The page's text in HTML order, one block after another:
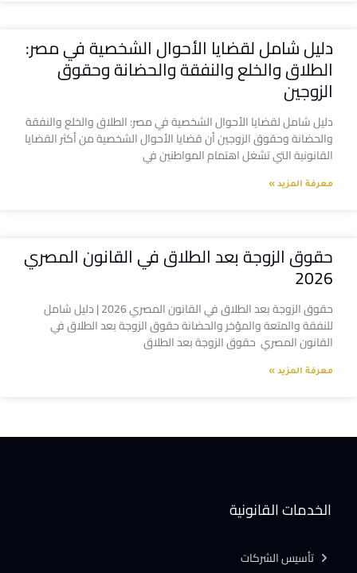
دليل شامل لقضايا الأحوال الشخصية في مصر:
الطلاق والخلع والنفقة والحضانة وحقوق
الزوجين
دليل شامل لقضايا الأحوال الشخصية في مصر: الطلاق والخلع والنفقة
والحضانة وحقوق الزوجين أن قضايا الأحوال الشخصية من أكثر القضايا
القانونية التي تشغل اهتمام المواطنين في
معرفة المزيد »
حقوق الزوجة بعد الطلاق في القانون المصري
2026
حقوق الزوجة بعد الطلاق في القانون المصري 2026 | دليل شامل
للنفقة والمتعة والمؤخر والحضانة حقوق الزوجة بعد الطلاق في
القانون المصري حقوق الزوجة بعد الطلاق
معرفة المزيد »
الخدمات القانونية
تأسيس الشركات